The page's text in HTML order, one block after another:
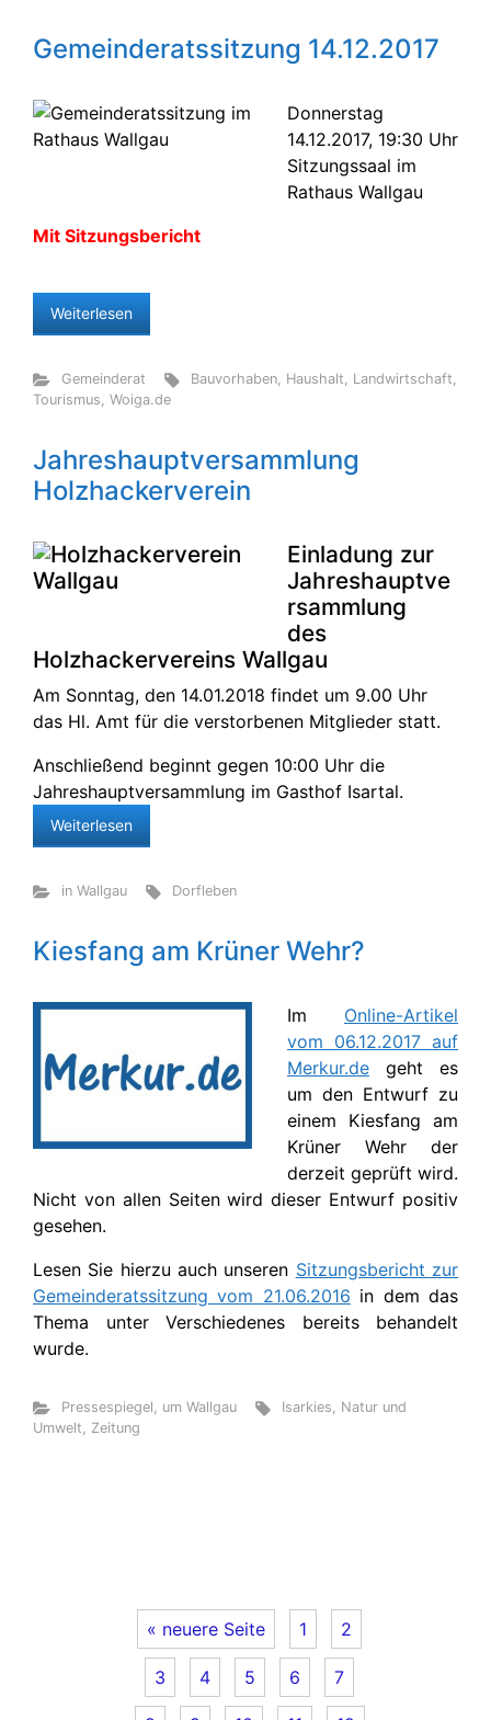
Gemeinderatssitzung 14.12.2017
Donnerstag
14.12.2017, 19:30 Uhr
Sitzungssaal im
Rathaus Wallgau
Mit Sitzungsbericht
Weiterlesen
Gemeinderat Bauvorhaben, Haushalt, Landwirtschaft,
Tourismus, Woiga.de
Jahreshauptversammlung
Holzhackerverein
Einladung zur
Jahreshauptve
rsammlung
des
Holzhackervereins Wallgau
Am Sonntag, den 14.01.2018 findet um 9.00 Uhr
das Hl. Amt für die verstorbenen Mitglieder statt.
Anschließend beginnt gegen 10:00 Uhr die
Jahreshauptversammlung im Gasthof Isartal.
Weiterlesen
in Wallgau Dorfleben
Kiesfang am Krüner Wehr?
Im Online-Artikel
vom 06.12.2017 auf
Merkur.de geht es
um den Entwurf zu
einem Kiesfang am
Krüner Wehr der
derzeit geprüft wird.
Nicht von allen Seiten wird dieser Entwurf positiv
gesehen.
Lesen Sie hierzu auch unseren Sitzungsbericht zur
Gemeinderatssitzung vom 21.06.2016 in dem das
Thema unter Verschiedenes bereits behandelt
wurde.
Pressespiegel, um Wallgau Isarkies, Natur und
Umwelt, Zeitung
« neuere Seite 1 2
3 4 5 6 7